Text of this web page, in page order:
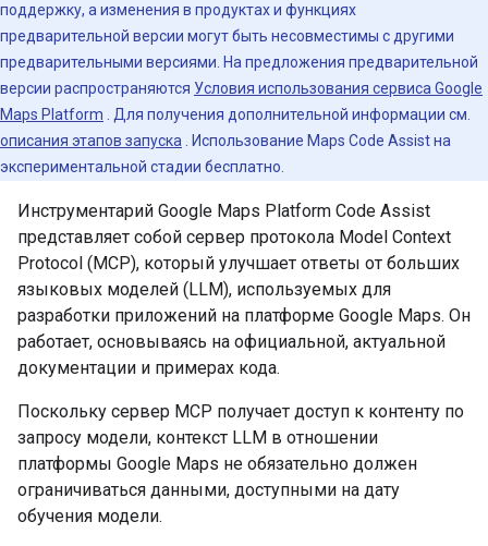
поддержку, а изменения в продуктах и ​​функциях
предварительной версии могут быть несовместимы с другими
предварительными версиями. На предложения предварительной
версии распространяются Условия использования сервиса Google
Maps Platform . Для получения дополнительной информации см.
описания этапов запуска . Использование Maps Code Assist на
экспериментальной стадии бесплатно.
Инструментарий Google Maps Platform Code Assist
представляет собой сервер протокола Model Context
Protocol (MCP), который улучшает ответы от больших
языковых моделей (LLM), используемых для
разработки приложений на платформе Google Maps. Он
работает, основываясь на официальной, актуальной
документации и примерах кода.
Поскольку сервер MCP получает доступ к контенту по
запросу модели, контекст LLM в отношении
платформы Google Maps не обязательно должен
ограничиваться данными, доступными на дату
обучения модели.